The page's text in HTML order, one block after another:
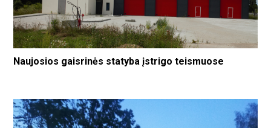
Naujosios gaisrinės statyba įstrigo teismuose